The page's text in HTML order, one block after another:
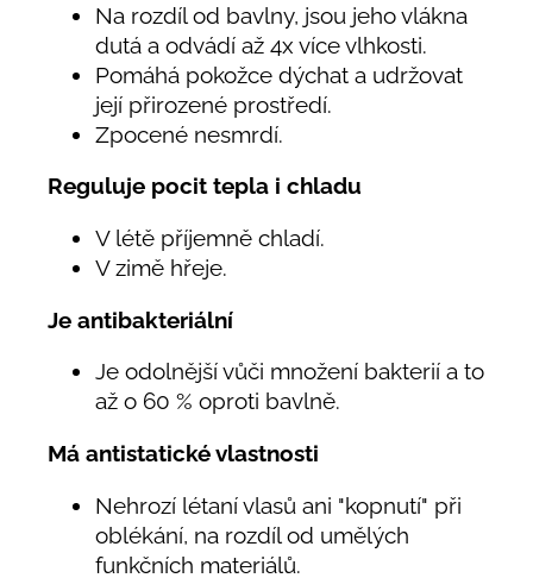
Na rozdíl od bavlny, jsou jeho vlákna
dutá a odvádí až 4x více vlhkosti.
Pomáhá pokožce dýchat a udržovat
její přirozené prostředí.
Zpocené nesmrdí.
Reguluje pocit tepla i chladu
V létě příjemně chladí.
V zimě hřeje.
Je antibakteriální
Je odolnější vůči množení bakterií a to
až o 60 % oproti bavlně.
Má antistatické vlastnosti
Nehrozí létaní vlasů ani "kopnutí" při
oblékání, na rozdíl od umělých
funkčních materiálů.